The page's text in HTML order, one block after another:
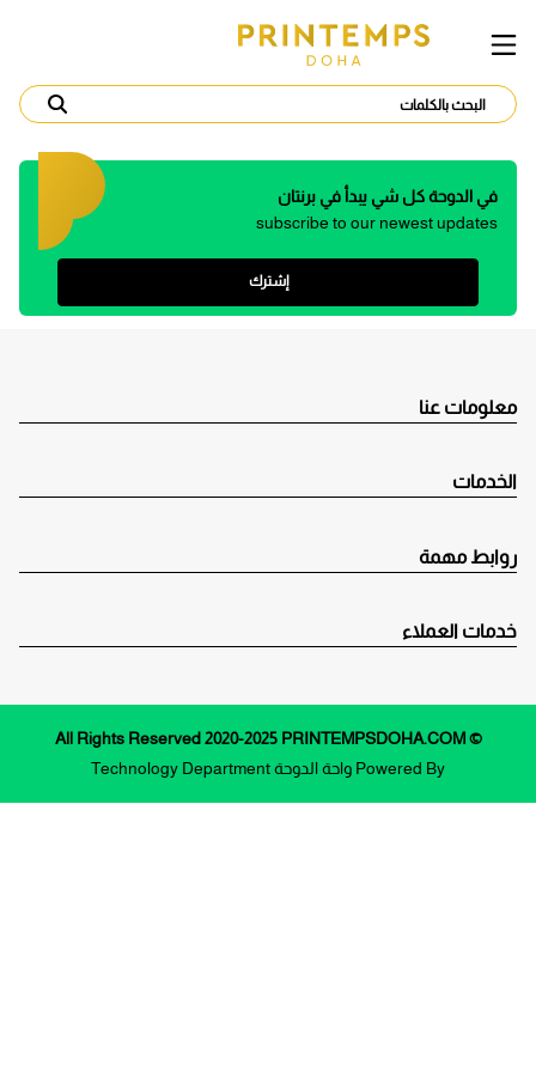
في الدوحة كل شي يبدأ في برنتان
subscribe to our newest updates
إشترك
معلومات عنا
الخدمات
روابط مهمة
خدمات العملاء
© All Rights Reserved 2020-2025 PRINTEMPSDOHA.COM
Powered By واحة الدوحة